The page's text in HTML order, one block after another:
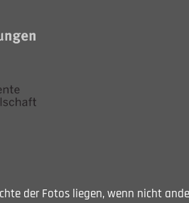
der Fotos liegen, wenn nicht